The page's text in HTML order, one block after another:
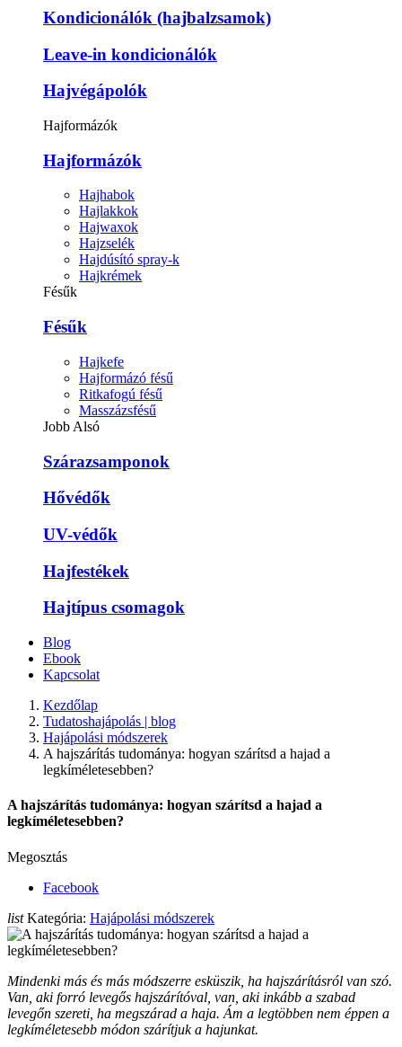
Kondicionálók (hajbalzsamok)
Leave-in kondicionálók
Hajvégápolók
Hajformázók
Hajformázók
Hajhabok
Hajlakkok
Hajwaxok
Hajzselék
Hajdúsító spray-k
Hajkrémek
Fésűk
Fésűk
Hajkefe
Hajformázó fésű
Ritkafogú fésű
Masszázsfésű
Jobb Alsó
Szárazsamponok
Hővédők
UV-védők
Hajfestékek
Hajtípus csomagok
Blog
Ebook
Kapcsolat
Kezdőlap
Tudatoshajápolás | blog
Hajápolási módszerek
A hajszárítás tudománya: hogyan szárítsd a hajad a
legkíméletesebben?
A hajszárítás tudománya: hogyan szárítsd a hajad a
legkíméletesebben?
Megosztás
Facebook
list Kategória: Hajápolási módszerek
Mindenki más és más módszerre esküszik, ha hajszárításról van szó.
Van, aki forró levegős hajszárítóval, van, aki inkább a szabad
levegőn szereti, ha megszárad a haja. Ám a legtöbben nem éppen a
legkíméletesebb módon szárítjuk a hajunkat.